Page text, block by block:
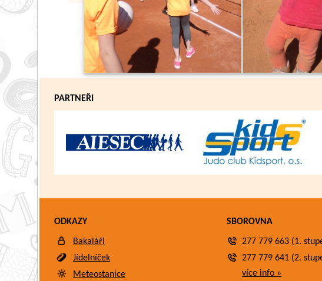
PARTNEŘI
ODKAZY
Bakaláři
Jídelníček
Meteostanice
SBOROVNA
277 779 663 (1.
277 779 641 (2.
více info »